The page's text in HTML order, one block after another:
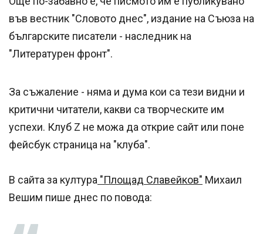
във вестник "Словото днес", издание на Съюза на
българските писатели - наследник на
"Литературен фронт".
За съжаление - няма и дума кои са тези видни и
критични читатели, какви са творческите им
успехи. Клуб Z не можа да открие сайт или поне
фейсбук страница на "клуба".
В сайта за култура "Площад Славейков" Михаил
Вешим пише днес по повода: